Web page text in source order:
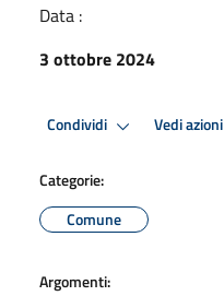
Data :
3 ottobre 2024
Condividi Vedi azioni
Categorie:
Comune
Argomenti: